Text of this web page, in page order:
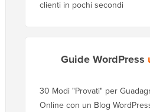
clienti in pochi secondi
Guide WordPress
30 Modi "Provati" per
Online con un Blog